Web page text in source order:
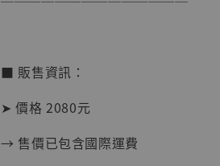
■ 販售資訊：
➤ 價格 2080元
→ 售價已包含國際運費